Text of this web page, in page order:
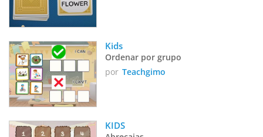
Ordenar por grupo
por Teachgimo
KIDS